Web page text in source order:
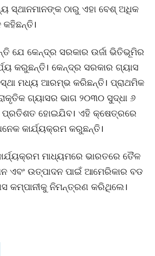
ସ୍ଥାନମାନଙ୍କ ଠାରୁ ଏହା ବେଶ୍ ଅଧିକ
ଯେ କେନ୍ଦ୍ର ସରକାର ଉର୍ଜା ଭିତିଭୂମିର
କରୁଛନ୍ତି। କେନ୍ଦ୍ର ସରକାର ଗ୍ୟାସ
ମଧ୍ୟ ଆରମ୍ଭ କରିଛନ୍ତି। ପ୍ରାଥମିକ
ଗ୍ୟାସର ଭାଗ ୨୦୩୦ ସୁଦ୍ଧା ୬
ହୋଇଯିବ। ଏହି କ୍ଷେତ୍ରରେ
କାର୍ଯ୍ୟକ୍ରମ କରୁଛନ୍ତି।
ମାଧ୍ୟମରେ ଭାରତରେ ତୈଳ
ଏବଂ ଉତ୍ପାଦନ ପାଇଁ ଆମେରିକାର ବଡ
କମ୍ପାନୀକୁ ନିମନ୍ତ୍ରଣ କରିଥିଲେ।